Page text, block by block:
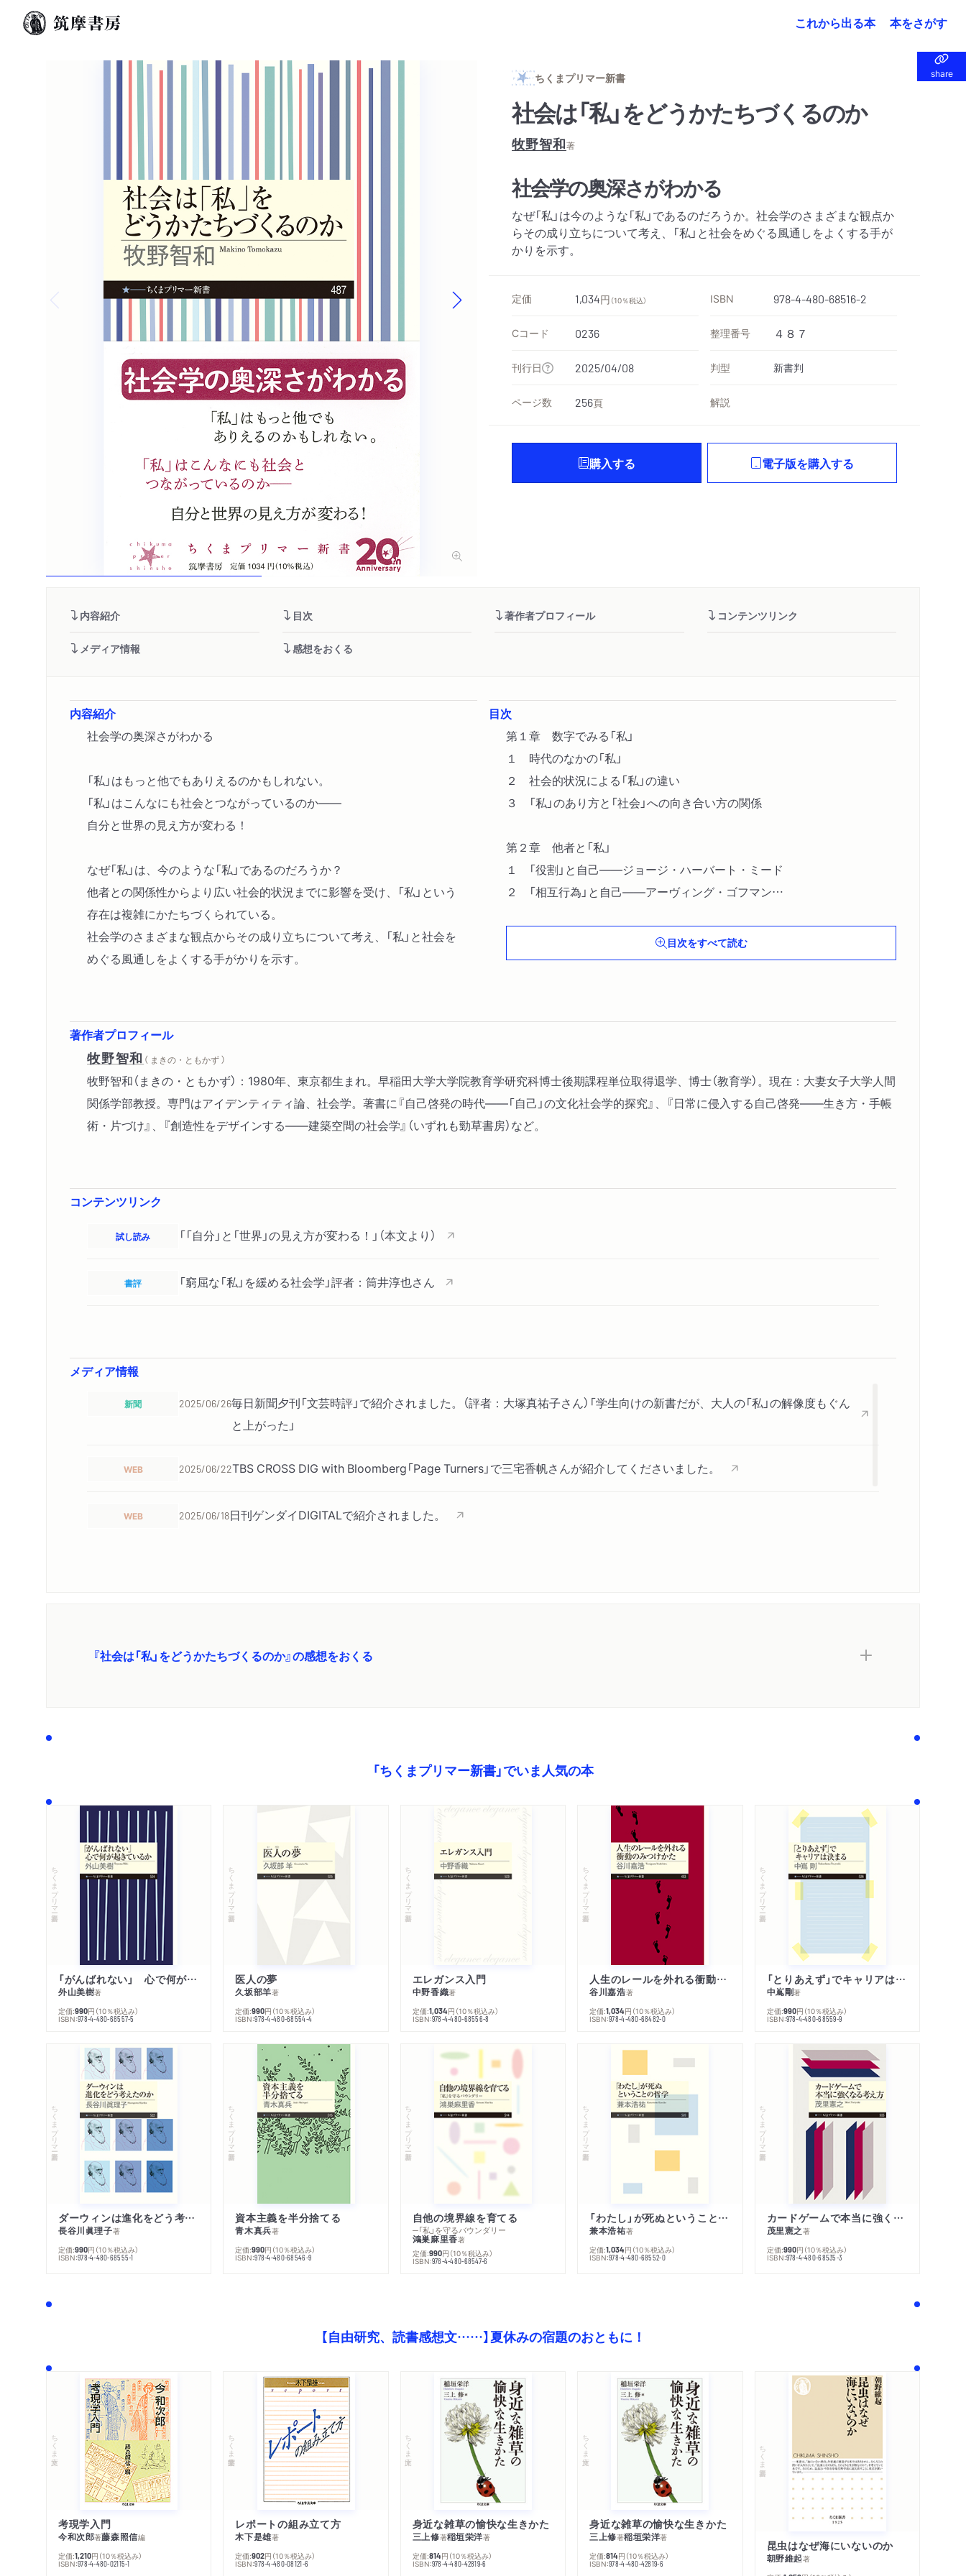
これから出る本 本をさがす
share
share
ちくまプリマー新書
社会は「私」をどうかたちづくるのか
牧野智和著
社会学の奥深さがわかる
なぜ「私」は今のような「私」であるのだろうか。社会学のさまざまな観点か
らその成り立ちについて考え、「私」と社会をめぐる風通しをよくする手が
かりを示す。
定価 1,034円 （10％税込） ISBN 978-4-480-68516-2
Cコード 0236 整理番号 ４８７
刊行日 2025/04/08 判型 新書判
ページ数 256頁 解説
購入する 電子版を購入する
内容紹介 目次 著作者プロフィール コンテンツリンク
メディア情報 感想をおくる
内容紹介
社会学の奥深さがわかる
「私」はもっと他でもありえるのかもしれない。
「私」はこんなにも社会とつながっているのか――
自分と世界の見え方が変わる！
なぜ「私」は、今のような「私」であるのだろうか？
他者との関係性からより広い社会的状況までに影響を受け、「私」という
存在は複雑にかたちづくられている。
社会学のさまざまな観点からその成り立ちについて考え、「私」と社会を
めぐる風通しをよくする手がかりを示す。
目次
第１章 数字でみる「私」
１ 時代のなかの「私」
２ 社会的状況による「私」の違い
３ 「私」のあり方と「社会」への向き合い方の関係
第２章 他者と「私」
１ 「役割」と自己――ジョージ・ハーバート・ミード
２ 「相互行為」と自己――アーヴィング・ゴフマン
第３章 現代社会における「私」
３ 後期近代と自己の再帰性
１ 「自己」を歴史的に捉える
２ ミシェル・フーコー――言説・テクノロジー・主体化
３ 現代における主体化のテクノロジー
目次をすべて読む
著作者プロフィール
牧野智和 （ まきの・ともかず ）
牧野智和（まきの・ともかず）：1980年、東京都生まれ。早稲田大学大学院教育学研究科博士後期課程単位取得退学、博士（教育学）。現在：大妻女子大学人間
関係学部教授。専門はアイデンティティ論、社会学。著書に『自己啓発の時代――「自己」の文化社会学的探究』、『日常に侵入する自己啓発――生き方・手帳
術・片づけ』、『創造性をデザインする――建築空間の社会学』（いずれも勁草書房）など。
コンテンツリンク
試し読み 「「自分」と「世界」の見え方が変わる！」（本文より）
書評 「窮屈な「私」を緩める社会学」評者：筒井淳也さん
メディア情報
新聞 2025/06/26毎日新聞夕刊「文芸時評」で紹介されました。（評者：大塚真祐子さん）「学生向けの新書だが、大人の「私」の解像度もぐん
と上がった」
WEB 2025/06/22TBS CROSS DIG with Bloomberg「Page Turners」で三宅香帆さんが紹介してくださいました。
WEB 2025/06/18日刊ゲンダイDIGITALで紹介されました。
『社会は「私」をどうかたちづくるのか』の感想をおくる
「ちくまプリマー新書」でいま人気の本
ちくまプリマー新書
「がんばれない」 心で何が起きているか
外山美樹著
定価:990円 （10％税込み）
ISBN:978-4-480-68557-5
ちくまプリマー新書
医人の夢
久坂部羊著
定価:990円 （10％税込み）
ISBN:978-4-480-68554-4
ちくまプリマー新書
エレガンス入門
中野香織著
定価:1,034円 （10％税込み）
ISBN:978-4-480-68556-8
ちくまプリマー新書
人生のレールを外れる衝動のみつけかた
谷川嘉浩著
定価:1,034円 （10％税込み）
ISBN:978-4-480-68482-0
ちくまプリマー新書
「とりあえず」でキャリアは決まる
中嶌剛著
定価:990円 （10％税込み）
ISBN:978-4-480-68559-9
ちくまプリマー新書
ダーウィンは進化をどう考えたのか
長谷川眞理子著
定価:990円 （10％税込み）
ISBN:978-4-480-68555-1
ちくまプリマー新書
資本主義を半分捨てる
青木真兵著
定価:990円 （10％税込み）
ISBN:978-4-480-68546-9
ちくまプリマー新書
自他の境界線を育てる
─「私」を守るバウンダリー
鴻巣麻里香著
定価:990円 （10％税込み）
ISBN:978-4-480-68547-6
ちくまプリマー新書
「わたし」が死ぬということの哲学
兼本浩祐著
定価:1,034円 （10％税込み）
ISBN:978-4-480-68552-0
ちくまプリマー新書
カードゲームで本当に強くなる考え方
茂里憲之著
定価:990円 （10％税込み）
ISBN:978-4-480-68535-3
【自由研究、読書感想文……】夏休みの宿題のおともに！
ちくま文庫
考現学入門
今和次郎著藤森照信編
定価:1,210円 （10％税込み）
ISBN:978-4-480-02115-1
ちくま学芸文庫
レポートの組み立て方
木下是雄著
定価:902円 （10％税込み）
ISBN:978-4-480-08121-6
ちくま文庫
身近な雑草の愉快な生きかた
三上修著稲垣栄洋著
定価:814円 （10％税込み）
ISBN:978-4-480-42819-6
ちくま文庫
身近な雑草の愉快な生きかた
三上修著稲垣栄洋著
定価:814円 （10％税込み）
ISBN:978-4-480-42819-6
ちくま新書
昆虫はなぜ海にいないのか
朝野維起著